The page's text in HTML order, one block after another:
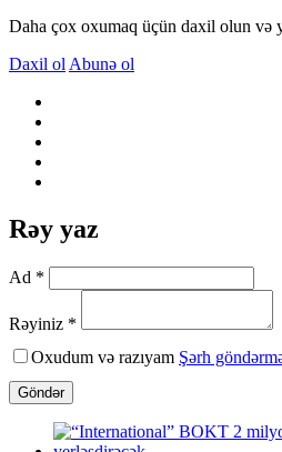
Daha çox oxumaq üçün daxil olun və
Daxil ol Abunə ol
Rəy yaz
Ad *
Rəyiniz *
Oxudum və razıyam Şərh
Göndər